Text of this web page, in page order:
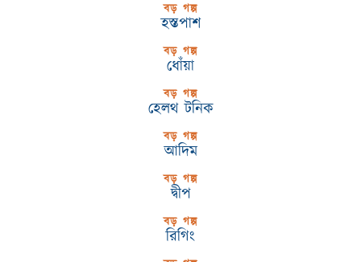
বড় গল্প
হস্তপাশ
বড় গল্প
ধোঁয়া
বড় গল্প
হেলথ টনিক
বড় গল্প
আদিম
বড় গল্প
দ্বীপ
বড় গল্প
রিগিং